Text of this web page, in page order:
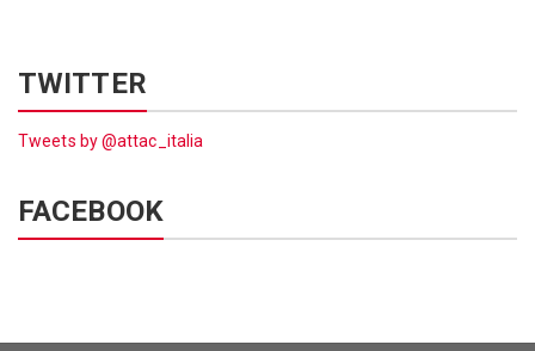
TWITTER
Tweets by @attac_italia
FACEBOOK